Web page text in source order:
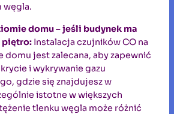
węgla.
domu – jeśli budynek ma
piętro: Instalacja czujników CO na
domu jest zalecana, aby zapewnić
i wykrywanie gazu
gdzie się znajdujesz w
istotne w większych
tlenku węgla może różnić